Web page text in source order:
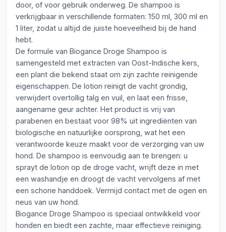
door, of voor gebruik onderweg. De shampoo is
verkrijgbaar in verschillende formaten: 150 ml, 300 ml en
1 liter, zodat u altijd de juiste hoeveelheid bij de hand
hebt.
De formule van Biogance Droge Shampoo is
samengesteld met extracten van Oost-Indische kers,
een plant die bekend staat om zijn zachte reinigende
eigenschappen. De lotion reinigt de vacht grondig,
verwijdert overtollig talg en vuil, en laat een frisse,
aangename geur achter. Het product is vrij van
parabenen en bestaat voor 98% uit ingrediënten van
biologische en natuurlijke oorsprong, wat het een
verantwoorde keuze maakt voor de verzorging van uw
hond. De shampoo is eenvoudig aan te brengen: u
sprayt de lotion op de droge vacht, wrijft deze in met
een washandje en droogt de vacht vervolgens af met
een schone handdoek. Vermijd contact met de ogen en
neus van uw hond.
Biogance Droge Shampoo is speciaal ontwikkeld voor
honden en biedt een zachte, maar effectieve reiniging.